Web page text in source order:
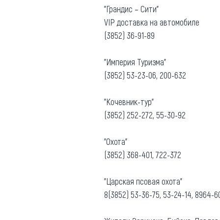
"Грандис – Сити"
VIP доставка на автомобиле
(3852) 36-91-89
"Империя Туризма"
(3852) 53-23-06, 200-632
"Кочевник-тур"
(3852) 252-272, 55-30-92
"Охота"
(3852) 368-401, 722-372
"Царская псовая охота"
8(3852) 53-36-75, 53-24-14, 8964-